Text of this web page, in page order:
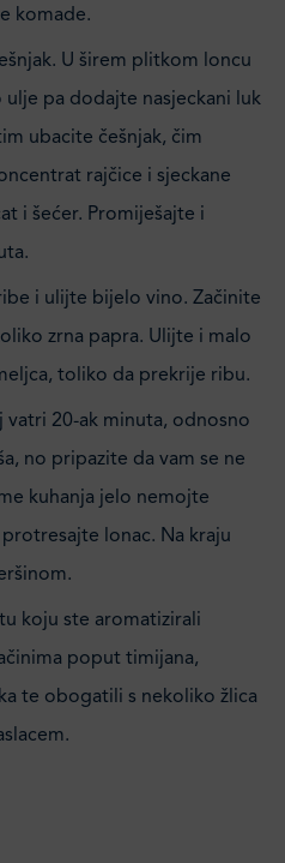
komade.
U širem plitkom loncu
pa dodajte nasjeckani luk
ubacite češnjak, čim
rajčice i sjeckane
i šećer. Promiješajte i
i ulijte bijelo vino. Začinite
zrna papra. Ulijte i malo
toliko da prekrije ribu.
vatri 20-ak minuta, odnosno
no pripazite da vam se ne
kuhanja jelo nemojte
lonac. Na kraju
koju ste aromatizirali
poput timijana,
te obogatili s nekoliko žlica